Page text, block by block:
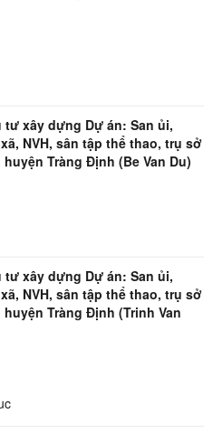
xây dựng Dự án: San ủi,
NVH, sân tập thể thao, trụ sở
Tràng Định (Be Van Du)
xây dựng Dự án: San ủi,
NVH, sân tập thể thao, trụ sở
huyện Tràng Định (Trinh Van